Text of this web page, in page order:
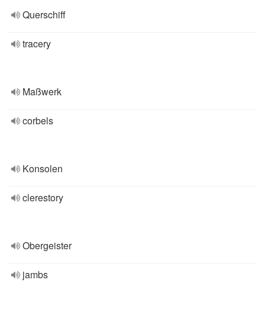
Querschiff
tracery
Maßwerk
corbels
Konsolen
clerestory
Obergeister
jambs